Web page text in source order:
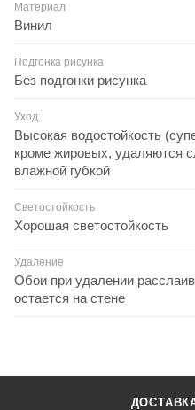
Материал
Винил
Подгонка рисунка
Без подгонки рисунка
Уход
Высокая водостойкость
кроме жировых, удаляются
влажной губкой
Светостойкость
Хорошая светостойкость
Удаление
Обои при удалении
остается на стене